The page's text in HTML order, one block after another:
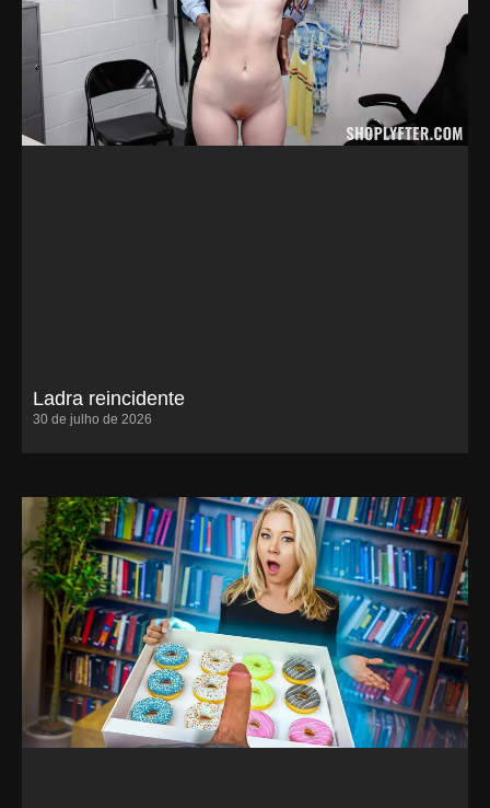
Ladra reincidente
30 de julho de 2026